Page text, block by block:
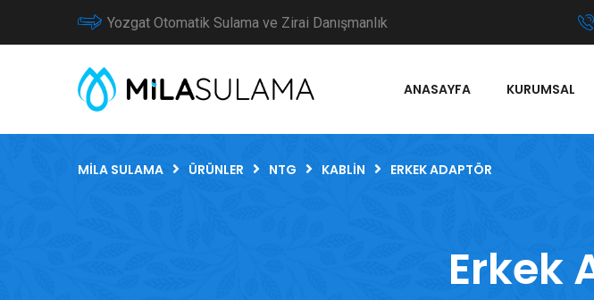
Yozgat Otomatik Sulama ve Zirai Danışmanlık
ANASAYFA KURUMSAL
MILA SULAMA ÜRÜNLER NTG KABLIN ERKEK ADAPTÖR
Erkek